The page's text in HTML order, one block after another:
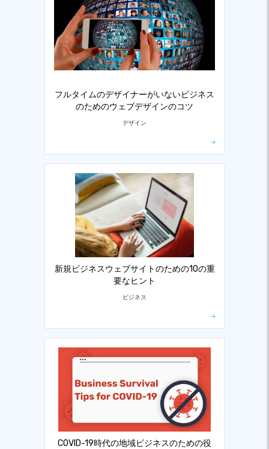
フルタイムのデザイナーがいないビジネス
のためのウェブデザインのコツ
デザイン
新規ビジネスウェブサイトのための10の重
要なヒント
ビジネス
COVID-19時代の地域ビジネスのための役